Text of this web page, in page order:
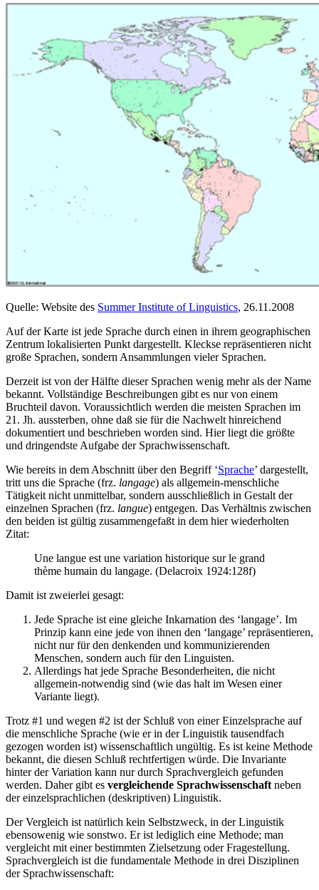
Quelle: Website des Summer Institute of Linguistics, 26.11.2008
Auf der Karte ist jede Sprache durch einen in ihrem geographischen
Zentrum lokalisierten Punkt dargestellt. Kleckse repräsentieren nicht
große Sprachen, sondern Ansammlungen vieler Sprachen.
Derzeit ist von der Hälfte dieser Sprachen wenig mehr als der Name
bekannt. Vollständige Beschreibungen gibt es nur von einem
Bruchteil davon. Voraussichtlich werden die meisten Sprachen im
21. Jh. aussterben, ohne daß sie für die Nachwelt hinreichend
dokumentiert und beschrieben worden sind. Hier liegt die größte
und dringendste Aufgabe der Sprachwissenschaft.
Wie bereits in dem Abschnitt über den Begriff ‘Sprache’ dargestellt,
tritt uns die Sprache (frz. langage) als allgemein-menschliche
Tätigkeit nicht unmittelbar, sondern ausschließlich in Gestalt der
einzelnen Sprachen (frz. langue) entgegen. Das Verhältnis zwischen
den beiden ist gültig zusammengefaßt in dem hier wiederholten
Zitat:
Une langue est une variation historique sur le grand
thème humain du langage. (Delacroix 1924:128f)
Damit ist zweierlei gesagt:
Jede Sprache ist eine gleiche Inkarnation des ‘langage’. Im
Prinzip kann eine jede von ihnen den ‘langage’ repräsentieren,
nicht nur für den denkenden und kommunizierenden
Menschen, sondern auch für den Linguisten.
Allerdings hat jede Sprache Besonderheiten, die nicht
allgemein-notwendig sind (wie das halt im Wesen einer
Variante liegt).
Trotz #1 und wegen #2 ist der Schluß von einer Einzelsprache auf
die menschliche Sprache (wie er in der Linguistik tausendfach
gezogen worden ist) wissenschaftlich ungültig. Es ist keine Methode
bekannt, die diesen Schluß rechtfertigen würde. Die Invariante
hinter der Variation kann nur durch Sprachvergleich gefunden
werden. Daher gibt es vergleichende Sprachwissenschaft neben
der einzelsprachlichen (deskriptiven) Linguistik.
Der Vergleich ist natürlich kein Selbstzweck, in der Linguistik
ebensowenig wie sonstwo. Er ist lediglich eine Methode; man
vergleicht mit einer bestimmten Zielsetzung oder Fragestellung.
Sprachvergleich ist die fundamentale Methode in drei Disziplinen
der Sprachwissenschaft: